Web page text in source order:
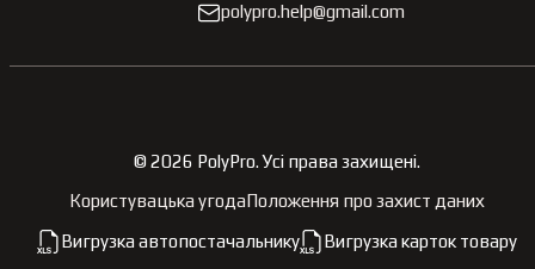
polypro.help@gmail.com
© 2026 PolyPro.Усі права захищені.
Користувацька угодаПоложення про захист даних
Вигрузка автопостачальнику Вигрузка карток товару